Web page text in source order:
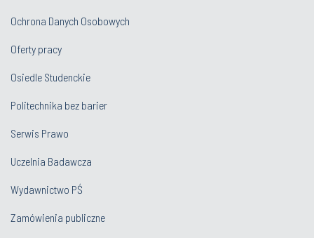
Ochrona Danych Osobowych
Oferty pracy
Osiedle Studenckie
Politechnika bez barier
Serwis Prawo
Uczelnia Badawcza
Wydawnictwo PŚ
Zamówienia publiczne